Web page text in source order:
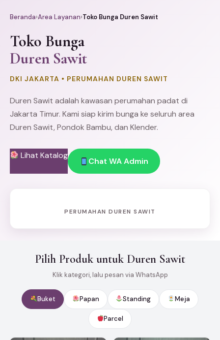
Beranda›Area Layanan›Toko Bunga Duren Sawit
Toko Bunga
Duren Sawit
DKI JAKARTA • PERUMAHAN DUREN SAWIT
Duren Sawit adalah kawasan perumahan padat di
Jakarta Timur. Kami siap kirim bunga ke seluruh area
Duren Sawit, Pondok Bambu, dan Klender.
Lihat Katalog
Chat WA Admin
PERUMAHAN DUREN SAWIT
Pilih Produk untuk Duren Sawit
Klik kategori, lalu pesan via WhatsApp
Buket Papan Standing Meja
Parcel